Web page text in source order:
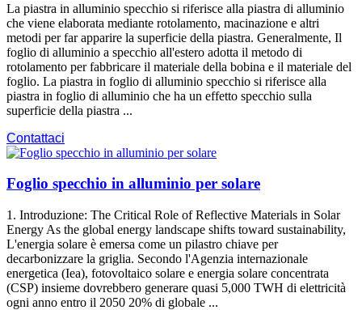
La piastra in alluminio specchio si riferisce alla piastra di alluminio
che viene elaborata mediante rotolamento, macinazione e altri
metodi per far apparire la superficie della piastra. Generalmente, Il
foglio di alluminio a specchio all'estero adotta il metodo di
rotolamento per fabbricare il materiale della bobina e il materiale del
foglio. La piastra in foglio di alluminio specchio si riferisce alla
piastra in foglio di alluminio che ha un effetto specchio sulla
superficie della piastra ...
Contattaci
Foglio specchio in alluminio per solare
1. Introduzione: The Critical Role of Reflective Materials in Solar
Energy As the global energy landscape shifts toward sustainability,
L'energia solare è emersa come un pilastro chiave per
decarbonizzare la griglia. Secondo l'Agenzia internazionale
energetica (Iea), fotovoltaico solare e energia solare concentrata
(CSP) insieme dovrebbero generare quasi 5,000 TWH di elettricità
ogni anno entro il 2050 20% di globale ...